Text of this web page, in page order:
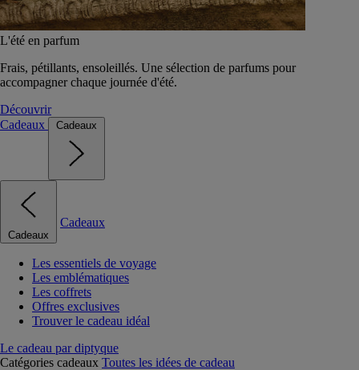
L'été en parfum
Frais, pétillants, ensoleillés. Une sélection de parfums pour
accompagner chaque journée d'été.
Découvrir
Cadeaux
Cadeaux
Cadeaux
Cadeaux
Les essentiels de voyage
Les emblématiques
Les coffrets
Offres exclusives
Trouver le cadeau idéal
Le cadeau par diptyque
Catégories cadeaux Toutes les idées de cadeau